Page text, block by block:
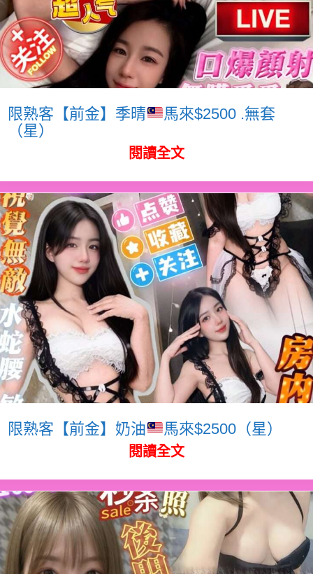
限熟客【前金】季晴
馬來$2500 .無套
（星）
閱讀全文
限熟客【前金】奶油 馬來$2500（星）
閱讀全文